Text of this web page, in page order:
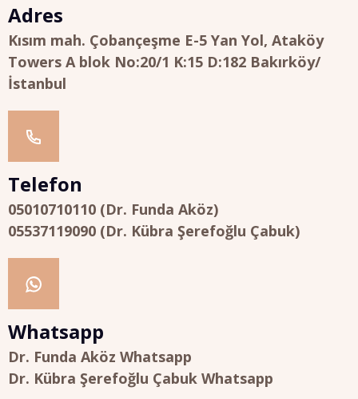
Adres
Kısım mah. Çobançeşme E-5 Yan Yol, Ataköy
Towers A blok No:20/1 K:15 D:182 Bakırköy/
İstanbul
Telefon
05010710110 (Dr. Funda Aköz)
05537119090 (Dr. Kübra Şerefoğlu Çabuk)
Whatsapp
Dr. Funda Aköz Whatsapp
Dr. Kübra Şerefoğlu Çabuk Whatsapp